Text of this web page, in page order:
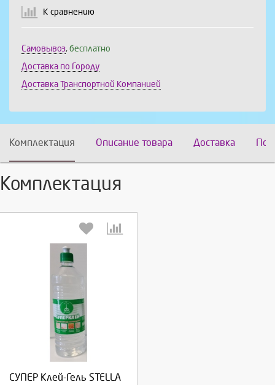
К сравнению
Самовывоз, бесплатно
Доставка по Городу
Доставка Транспортной Компанией
Комплектация Описание товара Доставка
Комплектация
СУПЕР Клей-Гель STELLA
Выберите количество:
Продолжить Отмена